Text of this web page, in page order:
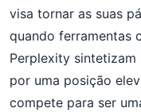
visa tornar as suas
quando ferramentas
Perplexity
por uma posição
compete para ser